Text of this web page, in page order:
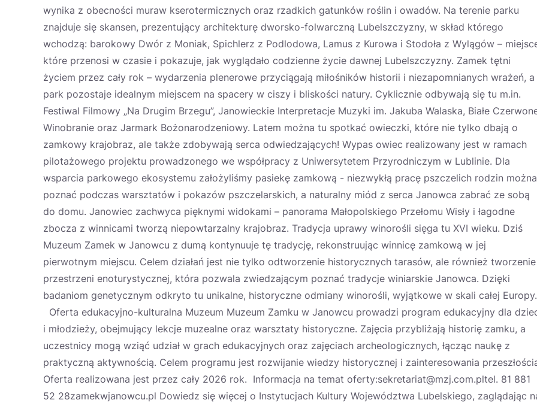
wynika z obecności muraw kserotermicznych oraz rzadkich gatunków roślin i owadów. Na terenie parku
znajduje się skansen, prezentujący architekturę dworsko-folwarczną Lubelszczyzny, w skład którego
wchodzą: barokowy Dwór z Moniak, Spichlerz z Podlodowa, Lamus z Kurowa i Stodoła z Wylągów –
które przenosi w czasie i pokazuje, jak wyglądało codzienne życie dawnej Lubelszczyzny. Zamek tętni
życiem przez cały rok – wydarzenia plenerowe przyciągają miłośników historii i niezapomnianych wrażeń, a
park pozostaje idealnym miejscem na spacery w ciszy i bliskości natury. Cyklicznie odbywają się tu m.in.
Festiwal Filmowy „Na Drugim Brzegu”, Janowieckie Interpretacje Muzyki im. Jakuba Walaska, Białe
Winobranie oraz Jarmark Bożonarodzeniowy. Latem można tu spotkać owieczki, które nie tylko dbają o
zamkowy krajobraz, ale także zdobywają serca odwiedzających! Wypas owiec realizowany jest w ramach
pilotażowego projektu prowadzonego we współpracy z Uniwersytetem Przyrodniczym w Lublinie. Dla
wsparcia parkowego ekosystemu założyliśmy pasiekę zamkową - niezwykłą pracę pszczelich rodzin można
poznać podczas warsztatów i pokazów pszczelarskich, a naturalny miód z serca Janowca zabrać ze sobą
do domu. Janowiec zachwyca pięknymi widokami – panorama Małopolskiego Przełomu Wisły i łagodne
zbocza z winnicami tworzą niepowtarzalny krajobraz. Tradycja uprawy winorośli sięga tu XVI wieku. Dziś
Muzeum Zamek w Janowcu z dumą kontynuuje tę tradycję, rekonstruując winnicę zamkową w jej
pierwotnym miejscu. Celem działań jest nie tylko odtworzenie historycznych tarasów, ale również tworzenie
przestrzeni enoturystycznej, która pozwala zwiedzającym poznać tradycje winiarskie Janowca. Dzięki
badaniom genetycznym odkryto tu unikalne, historyczne odmiany winorośli, wyjątkowe w skali całej Europy.
Oferta edukacyjno-kulturalna Muzeum Muzeum Zamku w Janowcu prowadzi program edukacyjny dla
i młodzieży, obejmujący lekcje muzealne oraz warsztaty historyczne. Zajęcia przybliżają historię zamku, a
uczestnicy mogą wziąć udział w grach edukacyjnych oraz zajęciach archeologicznych, łącząc naukę z
praktyczną aktywnością. Celem programu jest rozwijanie wiedzy historycznej i zainteresowania
Oferta realizowana jest przez cały 2026 rok. Informacja na temat oferty:sekretariat@mzj.com.pltel. 81 881
52 28zamekwjanowcu.pl Dowiedz się więcej o Instytucjach Kultury Województwa Lubelskiego, zaglądając